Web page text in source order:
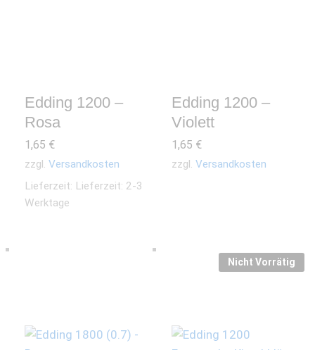
Edding 1200 –
Rosa
1,65 €
zzgl. Versandkosten
Lieferzeit: Lieferzeit: 2-3
Werktage
Edding 1200 –
Violett
1,65 €
zzgl. Versandkosten
Nicht Vorrätig